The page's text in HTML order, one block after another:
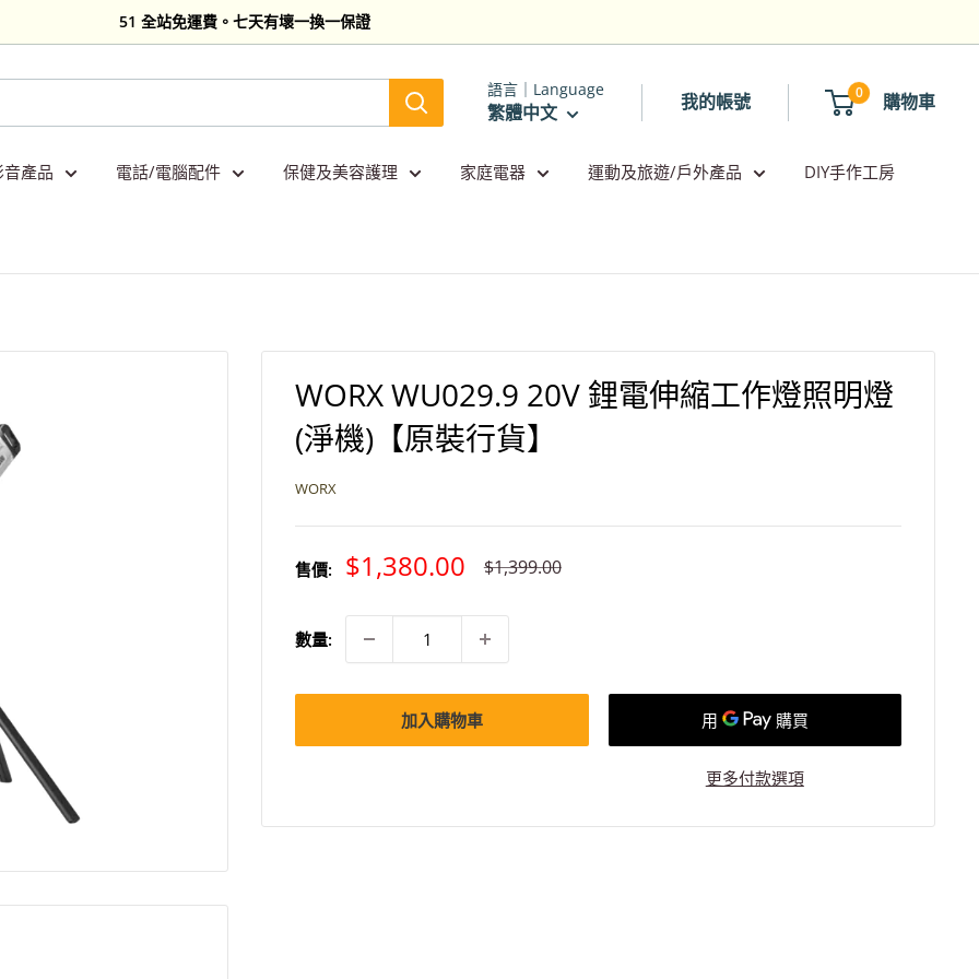
51 全站免運費。七天有壞一換一保證
語言｜Language
繁體中文 我的帳號 0 購物車
音產品 電話/電腦配件 保健及美容護理 家庭電器 運動及旅遊/戶外產品 DIY手作工房
WORX WU029.9 20V 鋰電伸縮工作燈照明燈
(淨機)【原裝行貨】
WORX
售價: 特
$1,380.00 原
$1,399.00
數量:
加入購物車
更多付款選項